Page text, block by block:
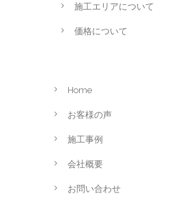
施工エリアについて
価格について
Home
お客様の声
施工事例
会社概要
お問い合わせ